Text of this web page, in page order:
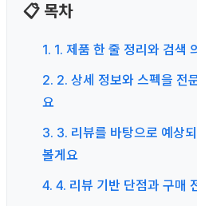
📋 목차
1. 1. 제품 한 줄 정리와 검색
2. 2. 상세 정보와 스펙을 전
요
3. 3. 리뷰를 바탕으로 예상
볼게요
4. 4. 리뷰 기반 단점과 구매